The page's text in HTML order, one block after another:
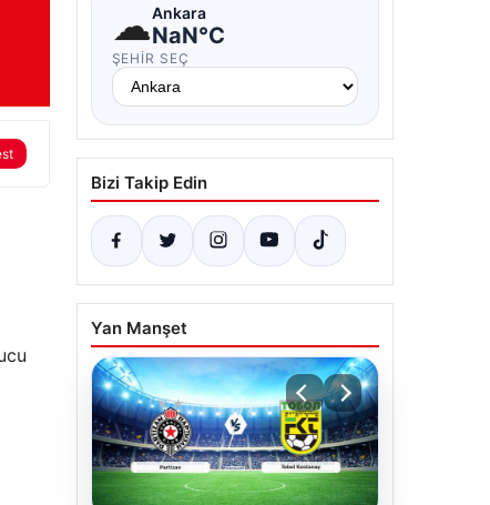
☁Ankara
NaN°C
ŞEHIR SEÇ
Bizi Takip Edin
Yan Manşet